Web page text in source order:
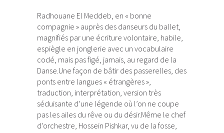
Radhouane El Meddeb, en « bonne
compagnie » auprès des danseurs du ballet,
magnifiés par une écriture volontaire, habile,
espiègle en jonglerie avec un vocabulaire
codé, mais pas figé, jamais, au regard de la
Danse.Une façon de bâtir des passerelles, des
ponts entre langues « étrangères »,
traduction, interprétation, version très
séduisante d’une légende où l’on ne coupe
pas les ailes du rêve ou du désir.Même le chef
d’orchestre, Hossein Pishkar, vu de la fosse,